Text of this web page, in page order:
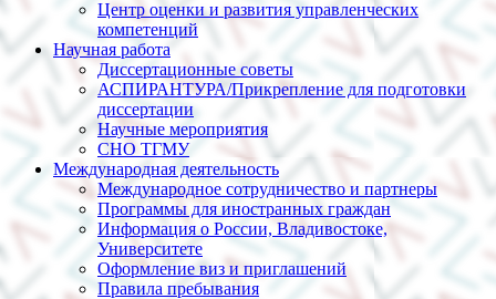
Центр оценки и развития управленческих
компетенций
Научная работа
Диссертационные советы
АСПИРАНТУРА/Прикрепление для подготовки
диссертации
Научные мероприятия
СНО ТГМУ
Международная деятельность
Международное сотрудничество и партнеры
Программы для иностранных граждан
Информация о России, Владивостоке,
Университете
Оформление виз и приглашений
Правила пребывания